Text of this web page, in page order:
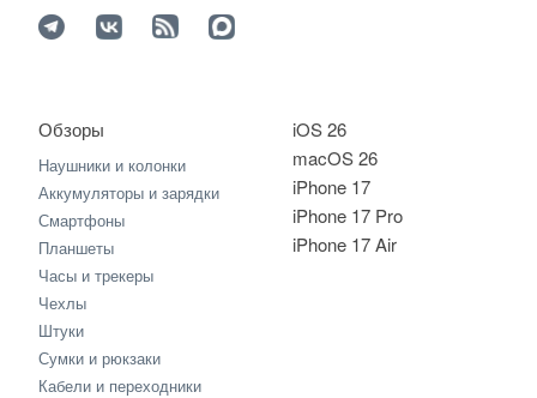
iOS 26
macOS 26
iPhone 17
iPhone 17 Pro
iPhone 17 Air
Обзоры
Наушники и колонки
Аккумуляторы и зарядки
Смартфоны
Планшеты
Часы и трекеры
Чехлы
Штуки
Сумки и рюкзаки
Кабели и переходники